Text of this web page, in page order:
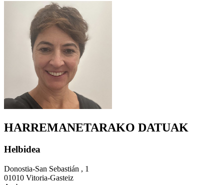
HARREMANETARAKO DATUAK
Helbidea
Donostia-San Sebastián , 1
01010 Vitoria-Gasteiz